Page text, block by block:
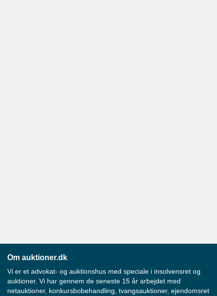
Om auktioner.dk
Vi er et advokat- og auktionshus med speciale i insolvensret og
auktioner. Vi har gennem de seneste 15 år arbejdet med
netauktioner, konkursbobehandling, tvangsauktioner, ejendomsret